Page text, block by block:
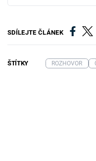
SDÍLEJTE ČLÁNEK
ŠTÍTKY ROZHOVOR